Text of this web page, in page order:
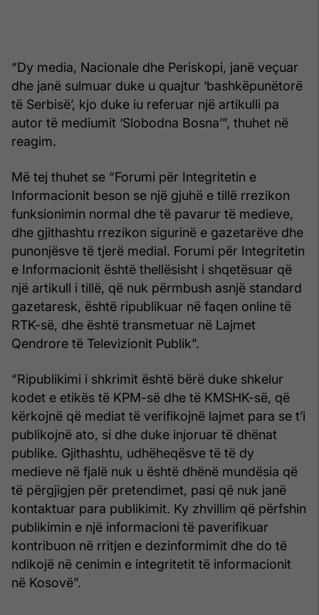
“Dy media, Nacionale dhe Periskopi, janë veçuar
dhe janë sulmuar duke u quajtur ‘bashkëpunëtorë
të Serbisë’, kjo duke iu referuar një artikulli pa
autor të mediumit ‘Slobodna Bosna’”, thuhet në
reagim.
Më tej thuhet se “Forumi për Integritetin e
Informacionit beson se një gjuhë e tillë rrezikon
funksionimin normal dhe të pavarur të medieve,
dhe gjithashtu rrezikon sigurinë e gazetarëve dhe
punonjësve të tjerë medial. Forumi për Integritetin
e Informacionit është thellësisht i shqetësuar që
një artikull i tillë, që nuk përmbush asnjë standard
gazetaresk, është ripublikuar në faqen online të
RTK-së, dhe është transmetuar në Lajmet
Qendrore të Televizionit Publik”.
“Ripublikimi i shkrimit është bërë duke shkelur
kodet e etikës të KPM-së dhe të KMSHK-së, që
kërkojnë që mediat të verifikojnë lajmet para se t’i
publikojnë ato, si dhe duke injoruar të dhënat
publike. Gjithashtu, udhëheqësve të të dy
medieve në fjalë nuk u është dhënë mundësia që
të përgjigjen për pretendimet, pasi që nuk janë
kontaktuar para publikimit. Ky zhvillim që përfshin
publikimin e një informacioni të paverifikuar
kontribuon në rritjen e dezinformimit dhe do të
ndikojë në cenimin e integritetit të informacionit
në Kosovë”.